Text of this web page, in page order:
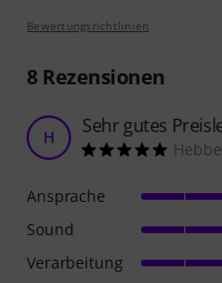
Bewertungsrichtlinien
8Rezensionen
H Sehr gutes
Ansprache
Sound
Verarbeitung